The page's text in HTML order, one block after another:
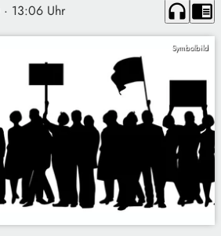
· 13:06 Uhr headphones chrome_reader_mode
Symbolbild